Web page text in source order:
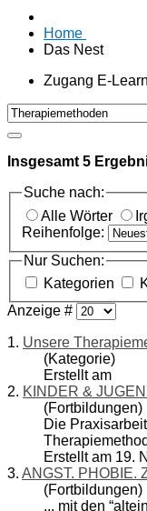
Home
Das Nest
Zugang E-
Insgesamt 5
Suche nach:
Alle Wörter
Reihenfolge:
Nur Suchen:
Kategorien
Anzeige #
1. Unsere
(Kategorie)
Erstellt am
2. KINDER &
(Fortbildungen)
Die
Erstellt am 19.
3. ANGST. PHOBIE.
(Fortbildungen)
... mit den